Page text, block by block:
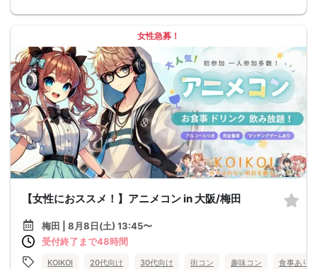
女性急募！
【女性におススメ！】アニメコン in 大阪/梅田
梅田 | 8月8日(土) 13:45〜
受付終了まで48時間
KOIKOI 20代向け 30代向け 街コン 趣味コン 食事あり